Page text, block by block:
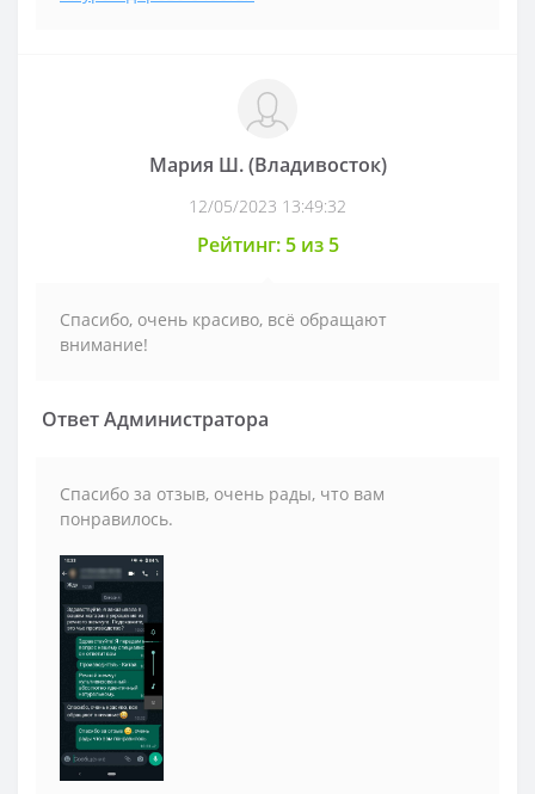
Мария Ш. (Владивосток)
12/05/2023 13:49:32
Рейтинг: 5 из 5
Спасибо, очень красиво, всё обращают
внимание!
Ответ Администратора
Спасибо за отзыв, очень рады, что вам
понравилось.